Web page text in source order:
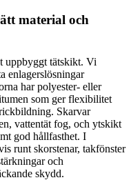
material och
uppbyggt tätskikt. Vi
enlagerslösningar
har polyester- eller
som ger flexibilitet
Skarvar
vattentät fog, och ytskikt
god hållfasthet. I
runt skorstenar, takfönster
och
skydd.